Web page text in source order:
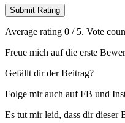
Submit Rating
Average rating 0 / 5. Vote
Freue mich auf die erste
Gefällt dir der Beitrag?
Folge mir auch auf FB und
Es tut mir leid, dass dir dieser